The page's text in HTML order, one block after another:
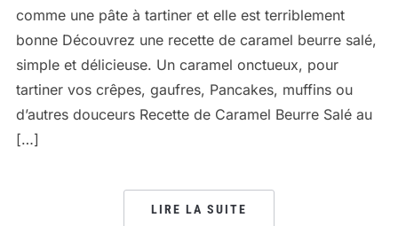
comme une pâte à tartiner et elle est terriblement
bonne Découvrez une recette de caramel beurre salé,
simple et délicieuse. Un caramel onctueux, pour
tartiner vos crêpes, gaufres, Pancakes, muffins ou
d’autres douceurs Recette de Caramel Beurre Salé au
[…]
LIRE LA SUITE